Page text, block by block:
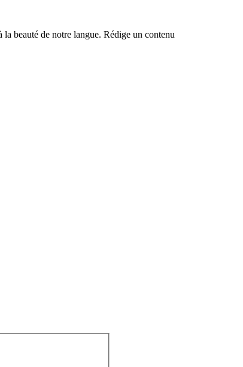
beauté de notre langue. Rédige un contenu